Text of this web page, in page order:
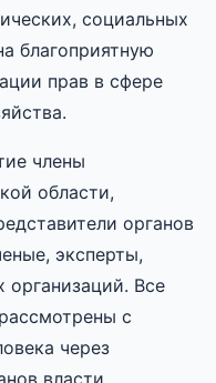
социальных
благоприятную
прав в сфере
члены
области,
органов
эксперты,
организаций. Все
с
через
власти.